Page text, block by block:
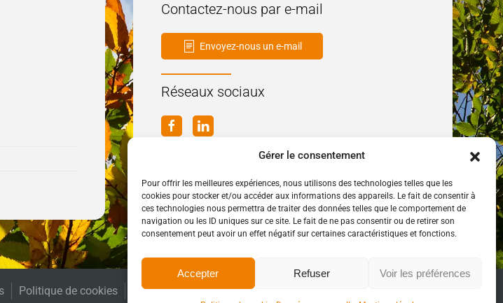
Gérer le consentement
Pour offrir les meilleures expériences, nous utilisons des technologies telles que les
cookies pour stocker et/ou accéder aux informations des appareils. Le fait de consentir à
ces technologies nous permettra de traiter des données telles que le comportement de
navigation ou les ID uniques sur ce site. Le fait de ne pas consentir ou de retirer son
consentement peut avoir un effet négatif sur certaines caractéristiques et fonctions.
Accepter Refuser Voir les préférences
Contactez-nous par e-mail
Envoyez-nous un e-mail
Réseaux sociaux
Politique de cookies Accessibilité Plan de Site